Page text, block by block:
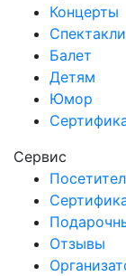
Концерты
Спектакли
Балет
Детям
Юмор
Сервис
Отзывы